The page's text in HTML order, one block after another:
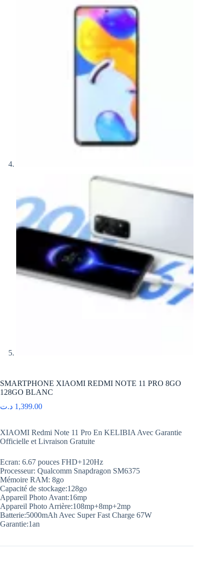
SMARTPHONE XIAOMI REDMI NOTE 11 PRO 8GO
128GO BLANC
1,399.00 د.ت
XIAOMI Redmi Note 11 Pro En KELIBIA Avec Garantie
Officielle et Livraison Gratuite
Ecran: 6.67 pouces FHD+120Hz
Processeur: Qualcomm Snapdragon SM6375
Mémoire RAM: 8go
Capacité de stockage:128go
Appareil Photo Avant:16mp
Appareil Photo Arrière:108mp+8mp+2mp
Batterie:5000mAh Avec Super Fast Charge 67W
Garantie:1an